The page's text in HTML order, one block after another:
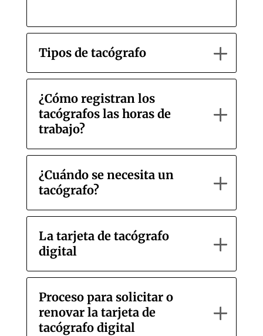
Tipos de tacógrafo
¿Cómo registran los
tacógrafos las horas de
trabajo?
¿Cuándo se necesita un
tacógrafo?
La tarjeta de tacógrafo
digital
Proceso para solicitar o
renovar la tarjeta de
tacógrafo digital